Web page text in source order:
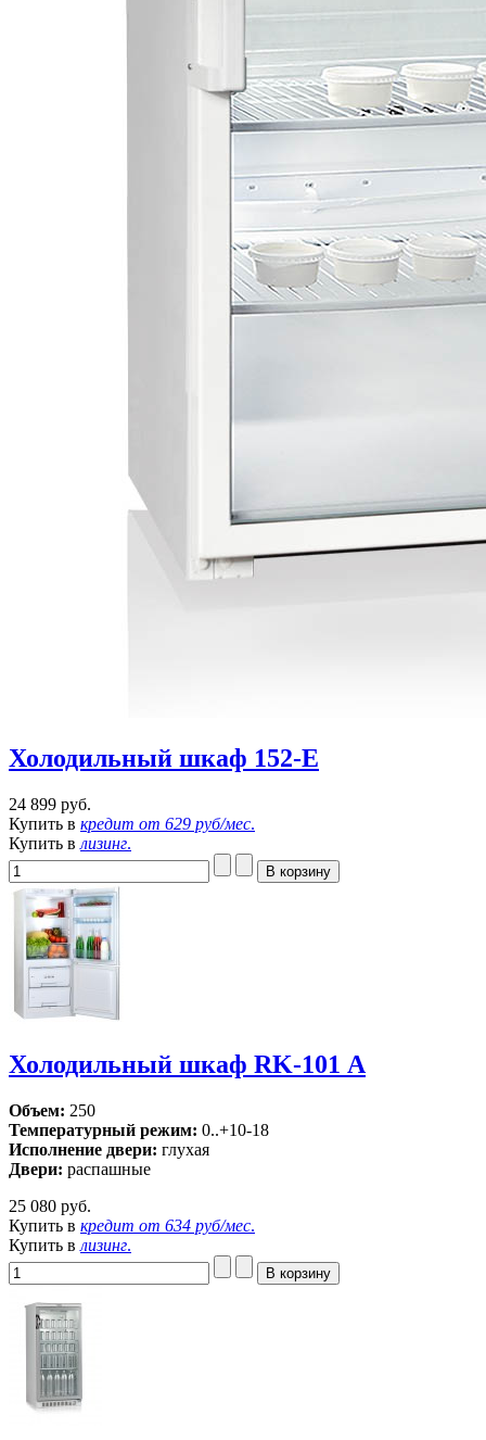
Холодильный шкаф 152-Е
24 899 руб.
Купить в кредит от 629 руб/мес.
Купить в лизинг.
Холодильный шкаф RK-101 А
Объем: 250
Температурный режим: 0..+10-18
Исполнение двери: глухая
Двери: распашные
25 080 руб.
Купить в кредит от 634 руб/мес.
Купить в лизинг.